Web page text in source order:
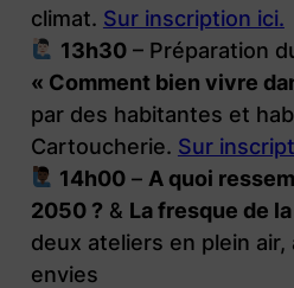
climat. Sur inscription ici.
13h30 – Préparation
« Comment bien vivre
par des habitantes et
Cartoucherie. Sur
14h00 – A quoi
2050 ? & La fresque de
deux ateliers en plein
envies